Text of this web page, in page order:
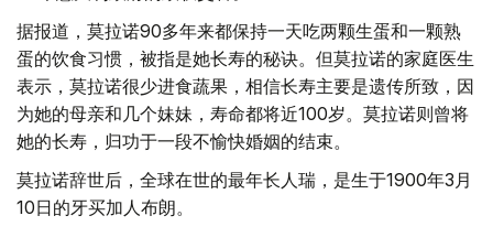
据报道，莫拉诺90多年来都保持一天吃两颗生蛋和一颗熟
蛋的饮食习惯，被指是她长寿的秘诀。但莫拉诺的家庭医生
表示，莫拉诺很少进食蔬果，相信长寿主要是遗传所致，因
为她的母亲和几个妹妹，寿命都将近100岁。莫拉诺则曾将
她的长寿，归功于一段不愉快婚姻的结束。
莫拉诺辞世后，全球在世的最年长人瑞，是生于1900年3月
10日的牙买加人布朗。